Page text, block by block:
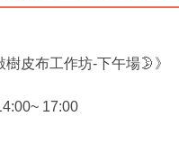
皮布工作坊-下午場🌛》
17:00